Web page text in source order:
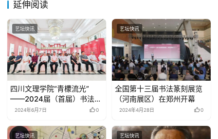
延伸阅读
艺坛快讯
四川文理学院“青檬流光”
——2024届（首届）书法学
专业毕业生教学成果汇报暨
功举行
2024年6月7日 0
艺坛快讯
全国第十三届书法篆刻展览
（河南展区）在郑州开幕
2024年4月28日 0
艺坛快讯 艺坛快讯